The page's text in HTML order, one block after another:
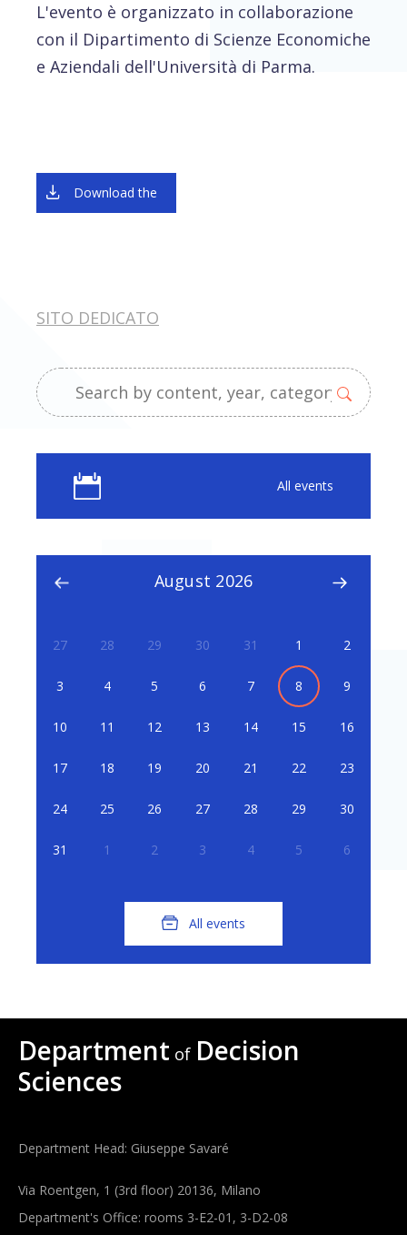
L'evento è organizzato in collaborazione
con il Dipartimento di Scienze Economiche
e Aziendali dell'Università di Parma.
Download the
SITO DEDICATO
All events
August 2026
27 28 29 30 31 1 2
3 4 5 6 7 8 9
10 11 12 13 14 15 16
17 18 19 20 21 22 23
24 25 26 27 28 29 30
31 1 2 3 4 5 6
All events
Department of Decision
Sciences
Department Head: Giuseppe Savaré
Via Roentgen, 1 (3rd floor) 20136, Milano
Department's Office: rooms 3-E2-01, 3-D2-08